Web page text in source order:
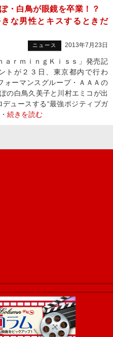
・白鳥が眼鏡を卒業！？
きな男性とキスするときだ
ニュース 2013年7月23日
ｒｍｉｎｇＫｉｓｓ」発売記
トが２３日、東京都内で行わ
ォーマンスグループ・ＡＡＡの
の白鳥久美子と川村エミコが出
ュースする“最強ポジティブガ
続きを読む